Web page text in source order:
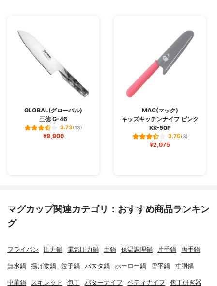
GLOBAL(グローバル)
三徳 G-46
3.73(13)
¥9,900
MAC(マック)
キッズキッチンナイフ ピンク
KK-50P
3.76(3)
¥2,075
マグカップ関連カテゴリ：おすすめ商品ランキン
グ
フライパン 圧力鍋 電気圧力鍋 土鍋 保温調理鍋 片手鍋 両手鍋
無水鍋 揚げ物鍋 餃子鍋 パスタ鍋 ホーロー鍋 雪平鍋 寸胴鍋
中華鍋 スキレット 包丁 バターナイフ ペティナイフ 包丁研ぎ器